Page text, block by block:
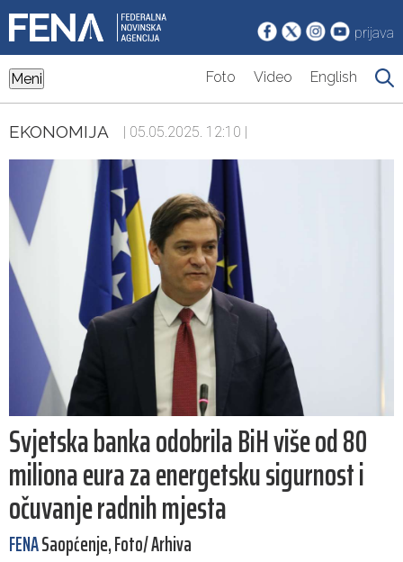
prijava
Meni Foto Video English
EKONOMIJA | 05.05.2025. 12:10 |
Svjetska banka odobrila BiH više od 80
miliona eura za energetsku sigurnost i
očuvanje radnih mjesta
FENASaopćenje, Foto/ Arhiva